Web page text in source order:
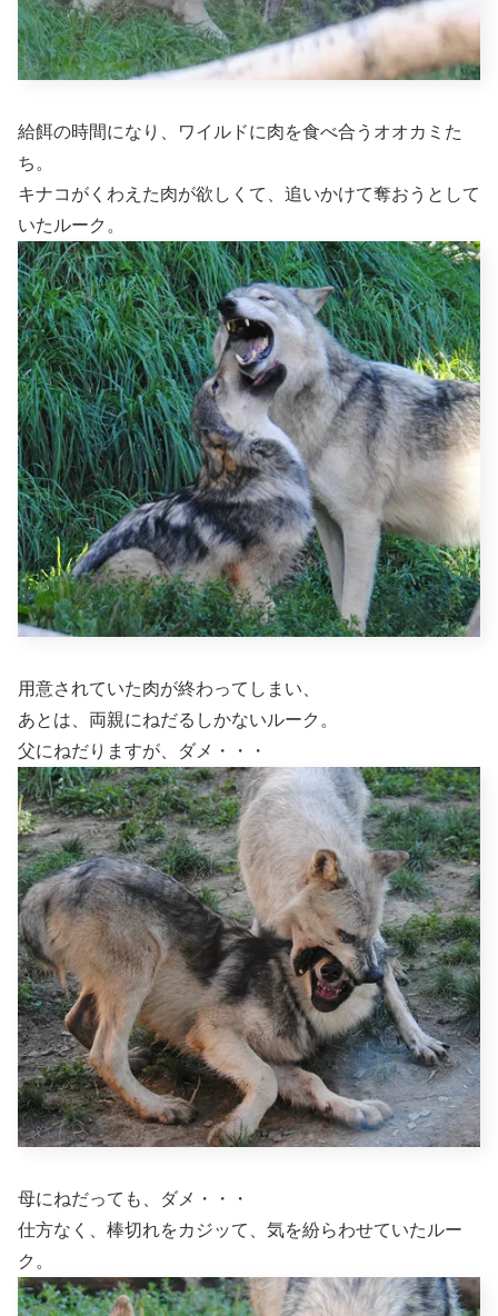
給餌の時間になり、ワイルドに肉を食べ合うオオカミた
ち。
キナコがくわえた肉が欲しくて、追いかけて奪おうとして
いたルーク。
用意されていた肉が終わってしまい、
あとは、両親にねだるしかないルーク。
父にねだりますが、ダメ・・・
母にねだっても、ダメ・・・
仕方なく、棒切れをカジッて、気を紛らわせていたルー
ク。